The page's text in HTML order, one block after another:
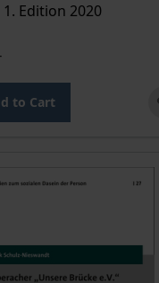
Edition 2020
to Cart